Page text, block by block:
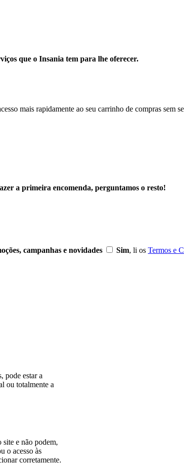
que o Insania tem para lhe oferecer.
mais rapidamente ao seu carrinho de compras sem
a primeira encomenda, perguntamos o resto!
campanhas e novidades Sim, li os Termos e
pode estar a
ou totalmente a
site e não podem,
o acesso às
corretamente.